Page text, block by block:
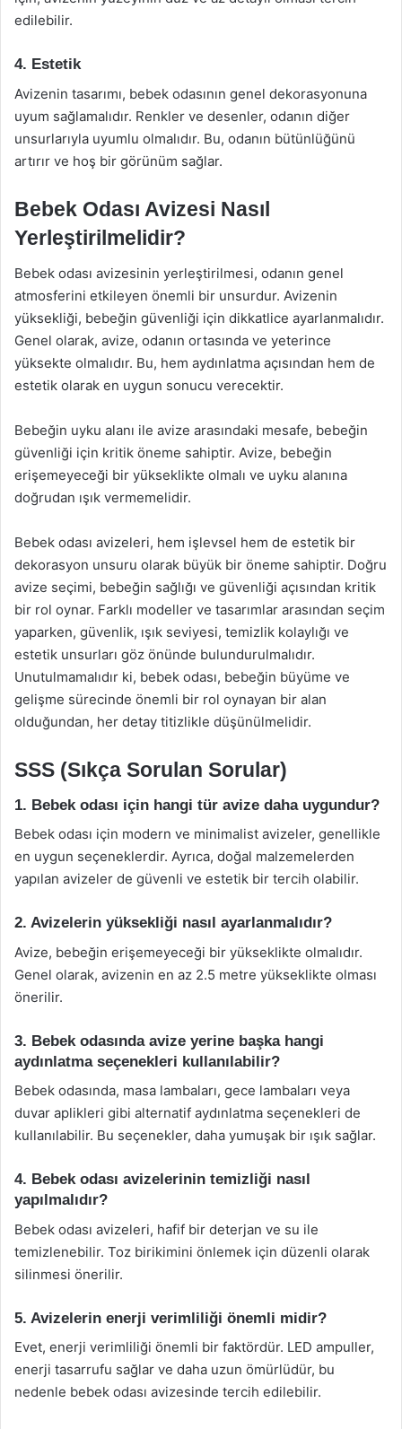
edilebilir.
4. Estetik
Avizenin tasarımı, bebek odasının genel dekorasyonuna
uyum sağlamalıdır. Renkler ve desenler, odanın diğer
unsurlarıyla uyumlu olmalıdır. Bu, odanın bütünlüğünü
artırır ve hoş bir görünüm sağlar.
Bebek Odası Avizesi Nasıl
Yerleştirilmelidir?
Bebek odası avizesinin yerleştirilmesi, odanın genel
atmosferini etkileyen önemli bir unsurdur. Avizenin
yüksekliği, bebeğin güvenliği için dikkatlice ayarlanmalıdır.
Genel olarak, avize, odanın ortasında ve yeterince
yüksekte olmalıdır. Bu, hem aydınlatma açısından hem de
estetik olarak en uygun sonucu verecektir.
Bebeğin uyku alanı ile avize arasındaki mesafe, bebeğin
güvenliği için kritik öneme sahiptir. Avize, bebeğin
erişemeyeceği bir yükseklikte olmalı ve uyku alanına
doğrudan ışık vermemelidir.
Bebek odası avizeleri, hem işlevsel hem de estetik bir
dekorasyon unsuru olarak büyük bir öneme sahiptir. Doğru
avize seçimi, bebeğin sağlığı ve güvenliği açısından kritik
bir rol oynar. Farklı modeller ve tasarımlar arasından seçim
yaparken, güvenlik, ışık seviyesi, temizlik kolaylığı ve
estetik unsurları göz önünde bulundurulmalıdır.
Unutulmamalıdır ki, bebek odası, bebeğin büyüme ve
gelişme sürecinde önemli bir rol oynayan bir alan
olduğundan, her detay titizlikle düşünülmelidir.
SSS (Sıkça Sorulan Sorular)
1. Bebek odası için hangi tür avize daha uygundur?
Bebek odası için modern ve minimalist avizeler, genellikle
en uygun seçeneklerdir. Ayrıca, doğal malzemelerden
yapılan avizeler de güvenli ve estetik bir tercih olabilir.
2. Avizelerin yüksekliği nasıl ayarlanmalıdır?
Avize, bebeğin erişemeyeceği bir yükseklikte olmalıdır.
Genel olarak, avizenin en az 2.5 metre yükseklikte olması
önerilir.
3. Bebek odasında avize yerine başka hangi
aydınlatma seçenekleri kullanılabilir?
Bebek odasında, masa lambaları, gece lambaları veya
duvar aplikleri gibi alternatif aydınlatma seçenekleri de
kullanılabilir. Bu seçenekler, daha yumuşak bir ışık sağlar.
4. Bebek odası avizelerinin temizliği nasıl
yapılmalıdır?
Bebek odası avizeleri, hafif bir deterjan ve su ile
temizlenebilir. Toz birikimini önlemek için düzenli olarak
silinmesi önerilir.
5. Avizelerin enerji verimliliği önemli midir?
Evet, enerji verimliliği önemli bir faktördür. LED ampuller,
enerji tasarrufu sağlar ve daha uzun ömürlüdür, bu
nedenle bebek odası avizesinde tercih edilebilir.